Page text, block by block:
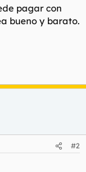
pagar con
bueno y barato.
#2